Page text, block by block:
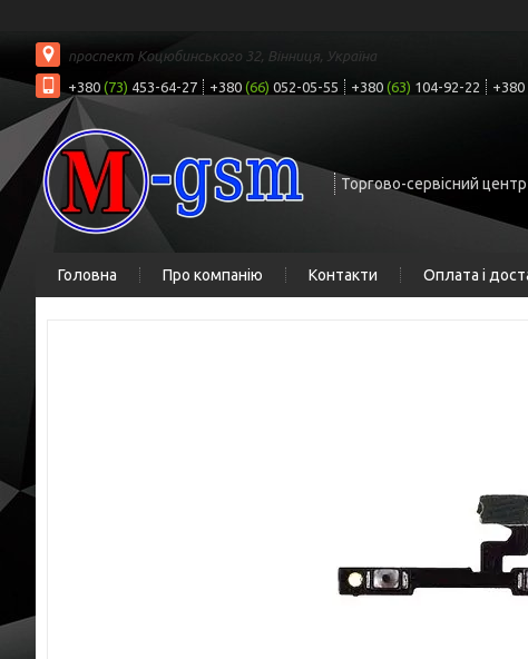
проспект Коцюбинського 32, Вінниця, Україна
+380 (73) 453-64-27 +380 (66) 052-05-55 +380 (63) 104-92-22 +380
Торгово-сервісний
Головна Про компанію Контакти Оплата і